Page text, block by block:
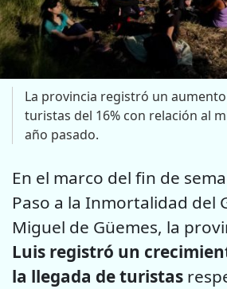
La provincia registró un
turistas del 16% con relación al
año pasado.
En el marco del fin de
Paso a la Inmortalidad del
Miguel de Güemes, la
Luis registró un
la llegada de turistas